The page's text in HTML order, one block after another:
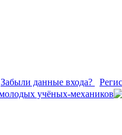
Забыли данные входа?